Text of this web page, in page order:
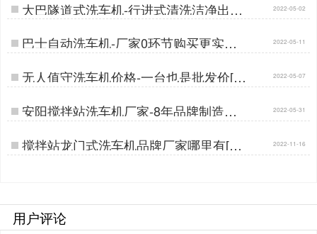
大巴隧道式洗车机-行进式清洗洁净出行
[隆茂鑫晟]…
2022-05-02
巴士自动洗车机-厂家0环节购买更实惠
[隆茂鑫晟]…
2022-05-11
无人值守洗车机价格-一台也是批发价[隆
茂鑫晟]…
2022-05-07
安阳搅拌站洗车机厂家-8年品牌制造经
验[隆茂鑫晟]…
2022-05-31
搅拌站龙门式洗车机品牌厂家哪里有[隆
茂鑫晟]…
2022-11-16
用户评论